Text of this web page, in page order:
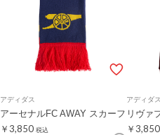
アディダス
アーセナルFC AWAY スカーフ
￥3,850 税込
アディダ
リヴァ
￥3,850